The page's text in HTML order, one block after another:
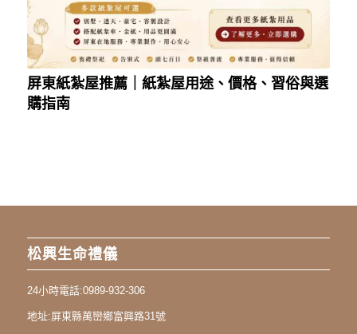
屏東紙紮屋推薦｜紙紮屋用途、價格、習俗與選
購指南
松興生命禮儀
24小時電話:0989-932-306
地址:屏東縣萬巒鄉富興路31號